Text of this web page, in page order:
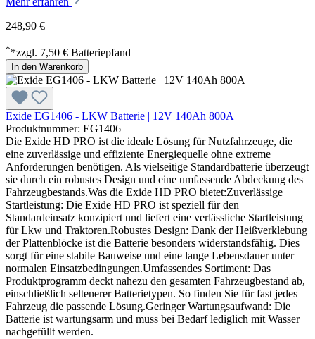
248,90 €
**zzgl. 7,50 € Batteriepfand
In den Warenkorb
Exide EG1406 - LKW Batterie | 12V 140Ah 800A
Produktnummer: EG1406
Die Exide HD PRO ist die ideale Lösung für Nutzfahrzeuge, die
eine zuverlässige und effiziente Energiequelle ohne extreme
Anforderungen benötigen. Als vielseitige Standardbatterie überzeugt
sie durch ein robustes Design und eine umfassende Abdeckung des
Fahrzeugbestands.Was die Exide HD PRO bietet:Zuverlässige
Startleistung: Die Exide HD PRO ist speziell für den
Standardeinsatz konzipiert und liefert eine verlässliche Startleistung
für Lkw und Traktoren.Robustes Design: Dank der Heißverklebung
der Plattenblöcke ist die Batterie besonders widerstandsfähig. Dies
sorgt für eine stabile Bauweise und eine lange Lebensdauer unter
normalen Einsatzbedingungen.Umfassendes Sortiment: Das
Produktprogramm deckt nahezu den gesamten Fahrzeugbestand ab,
einschließlich seltenerer Batterietypen. So finden Sie für fast jedes
Fahrzeug die passende Lösung.Geringer Wartungsaufwand: Die
Batterie ist wartungsarm und muss bei Bedarf lediglich mit Wasser
nachgefüllt werden.